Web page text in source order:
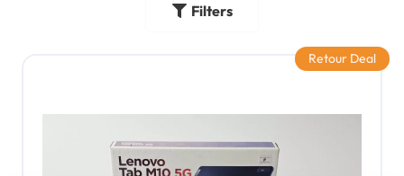
Filters
Retour Deal